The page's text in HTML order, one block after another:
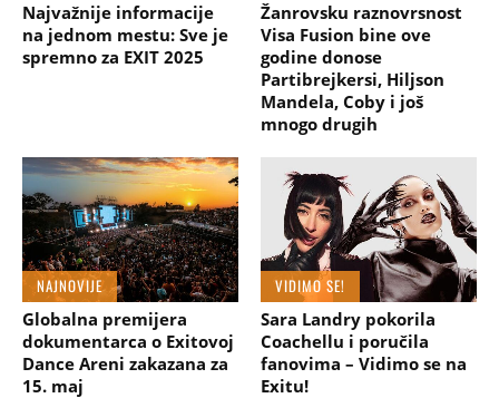
Najvažnije informacije
na jednom mestu: Sve je
spremno za EXIT 2025
Žanrovsku raznovrsnost
Visa Fusion bine ove
godine donose
Partibrejkersi, Hiljson
Mandela, Coby i još
mnogo drugih
NAJNOVIJE
Globalna premijera
dokumentarca o Exitovoj
Dance Areni zakazana za
15. maj
VIDIMO SE!
Sara Landry pokorila
Coachellu i poručila
fanovima – Vidimo se na
Exitu!